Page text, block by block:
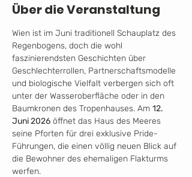
Über die Veranstaltung
Wien ist im Juni traditionell Schauplatz des
Regenbogens, doch die wohl
faszinierendsten Geschichten über
Geschlechterrollen, Partnerschaftsmodelle
und biologische Vielfalt verbergen sich oft
unter der Wasseroberfläche oder in den
Baumkronen des Tropenhauses. Am 12.
Juni 2026 öffnet das Haus des Meeres
seine Pforten für drei exklusive Pride-
Führungen, die einen völlig neuen Blick auf
die Bewohner des ehemaligen Flakturms
werfen.